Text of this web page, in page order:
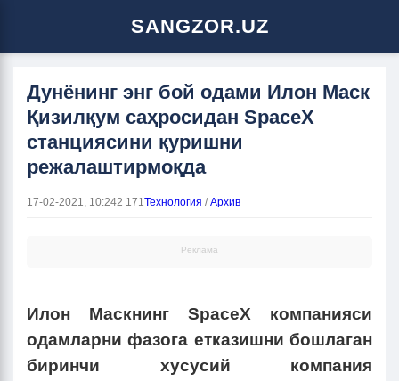
SANGZOR.UZ
Дунёнинг энг бой одами Илон Маск
Қизилқум саҳросидан SpaceX
станциясини қуришни
режалаштирмоқда
17-02-2021, 10:242 171Технология /Архив
Реклама
Илон Маскнинг SpaceX компанияси
одамларни фазога етказишни бошлаган
биринчи хусусий компания